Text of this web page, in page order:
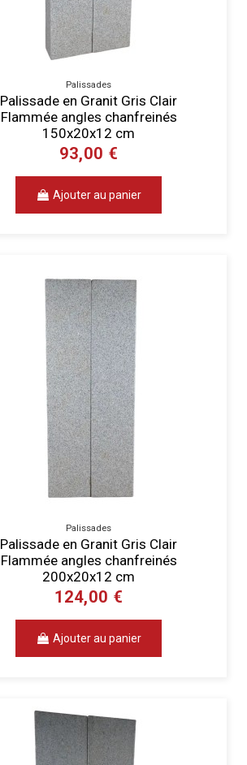
Palissades
Palissade en Granit Gris Clair
Flammée angles chanfreinés
150x20x12 cm
93,00 €
Ajouter au panier
Palissades
Palissade en Granit Gris Clair
Flammée angles chanfreinés
200x20x12 cm
124,00 €
Ajouter au panier